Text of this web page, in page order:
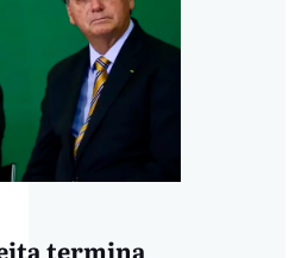
termina